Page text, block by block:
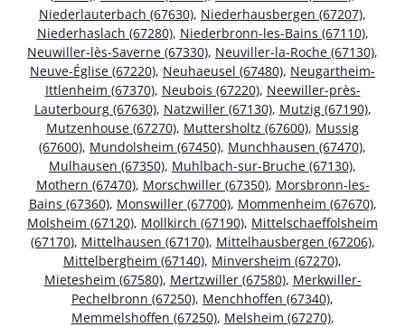
Niederlauterbach (67630), Niederhausbergen (67207),
Niederhaslach (67280), Niederbronn-les-Bains (67110),
Neuwiller-lès-Saverne (67330), Neuviller-la-Roche (67130),
Neuve-Église (67220), Neuhaeusel (67480), Neugartheim-
Ittlenheim (67370), Neubois (67220), Neewiller-près-
Lauterbourg (67630), Natzwiller (67130), Mutzig (67190),
Mutzenhouse (67270), Muttersholtz (67600), Mussig
(67600), Mundolsheim (67450), Munchhausen (67470),
Mulhausen (67350), Muhlbach-sur-Bruche (67130),
Mothern (67470), Morschwiller (67350), Morsbronn-les-
Bains (67360), Monswiller (67700), Mommenheim (67670),
Molsheim (67120), Mollkirch (67190), Mittelschaeffolsheim
(67170), Mittelhausen (67170), Mittelhausbergen (67206),
Mittelbergheim (67140), Minversheim (67270),
Mietesheim (67580), Mertzwiller (67580), Merkwiller-
Pechelbronn (67250), Menchhoffen (67340),
Memmelshoffen (67250), Melsheim (67270),